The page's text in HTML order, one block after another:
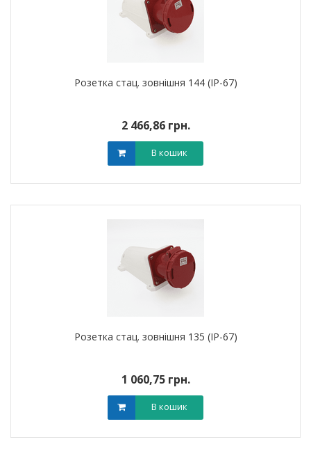
Розетка стац. зовнішня 144 (IP-67)
2 466,86 грн.
В кошик
Розетка стац. зовнішня 135 (IP-67)
1 060,75 грн.
В кошик